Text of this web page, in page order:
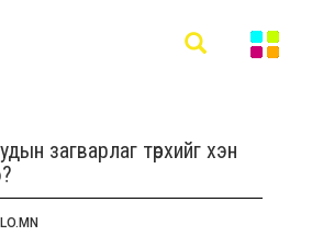
загварлаг төрхийг хэн